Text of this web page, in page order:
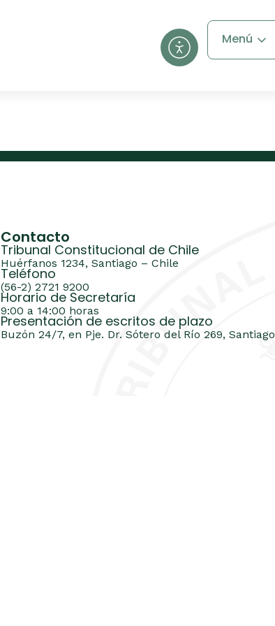
Menú
Contacto
Tribunal Constitucional de Chile
Huérfanos 1234, Santiago – Chile
Teléfono
(56-2) 2721 9200
Horario de Secretaría
9:00 a 14:00 horas
Presentación de escritos de plazo
Buzón 24/7, en Pje. Dr. Sótero del Río 269, Santiago